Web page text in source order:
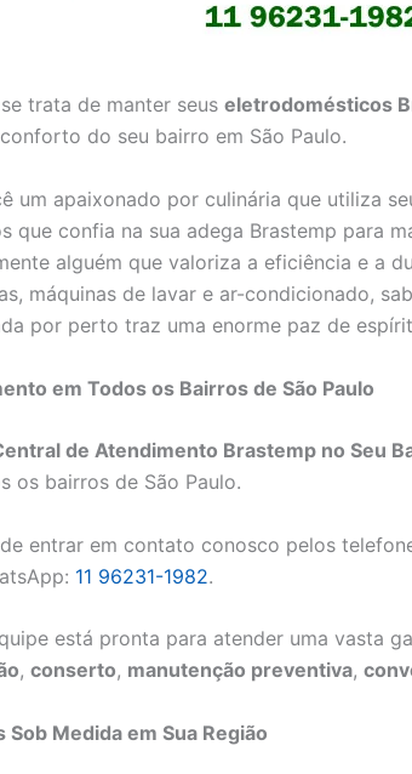
trata de manter seus eletrodomésticos
do seu bairro em São Paulo.
um apaixonado por culinária que utiliza
que confia na sua adega Brastemp para
alguém que valoriza a eficiência e a
máquinas de lavar e ar-condicionado,
por perto traz uma enorme paz de
em Todos os Bairros de São Paulo
de Atendimento Brastemp no Seu
os bairros de São Paulo.
entrar em contato conosco pelos
11 96231-1982.
está pronta para atender uma vasta
, conserto, manutenção preventiva,
Sob Medida em Sua Região